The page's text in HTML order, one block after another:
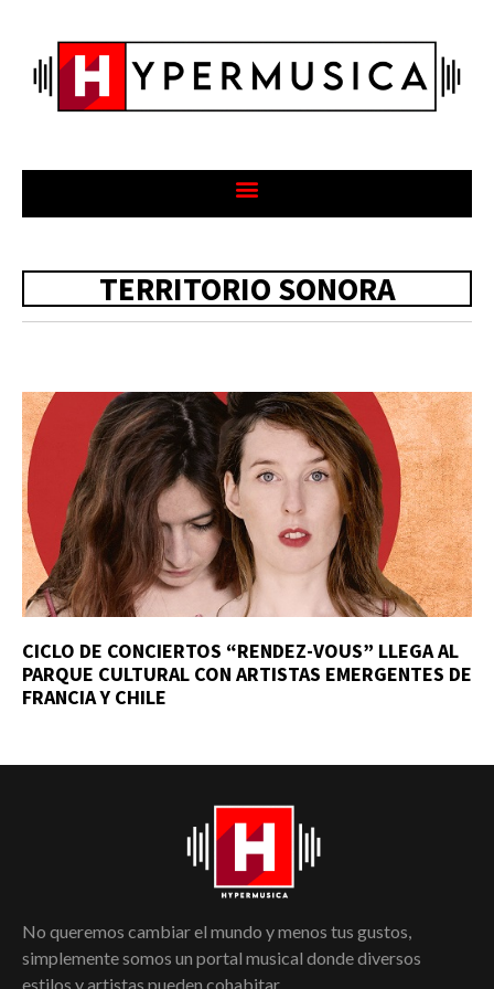
TERRITORIO SONORA
CICLO DE CONCIERTOS “RENDEZ-VOUS” LLEGA AL
PARQUE CULTURAL CON ARTISTAS EMERGENTES DE
FRANCIA Y CHILE
No queremos cambiar el mundo y menos tus gustos,
simplemente somos un portal musical donde diversos
estilos y artistas pueden cohabitar.